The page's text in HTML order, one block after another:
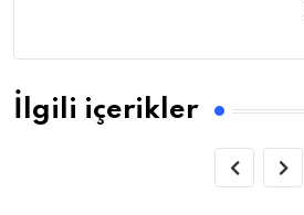
İlgili içerikler